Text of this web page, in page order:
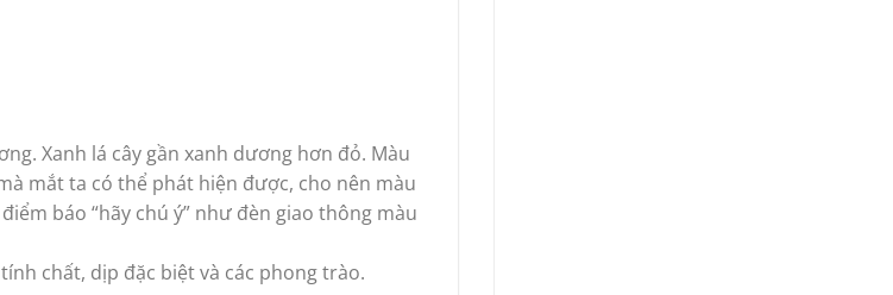
Xanh lá cây gần xanh dương hơn đỏ. Màu
mắt ta có thể phát hiện được, cho nên màu
báo “hãy chú ý” như đèn giao thông màu
chất, dịp đặc biệt và các phong trào.